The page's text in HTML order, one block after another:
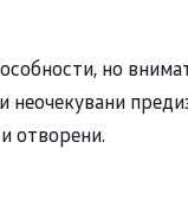
но
отворени.